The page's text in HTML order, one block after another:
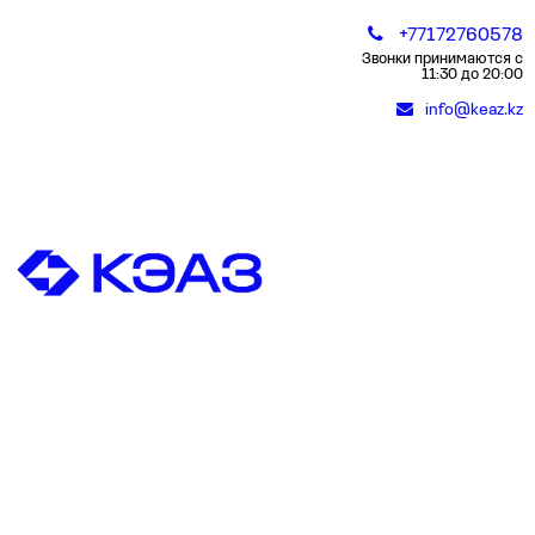
+77172760578
Звонки принимаются с
11:30 до 20:00
info@keaz.kz